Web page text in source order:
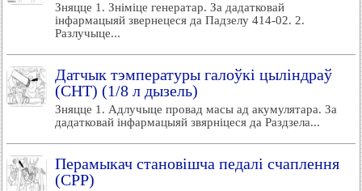
Зняцце 1. Зніміце генератар. За дадатковай
інфармацыяй звернецеся да Падзелу 414-02. 2.
Разлучыце...
Датчык тэмпературы галоўкі цыліндраў
(СНТ) (1/8 л дызель)
Зняцце 1. Адлучыце провад масы ад акумулятара. За
дадатковай інфармацыяй звярніцеся да Раздзела...
Перамыкач становішча педалі счаплення
(СРР)